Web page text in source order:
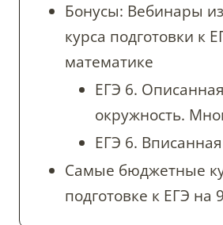
Бонусы: Вебинары
курса подготовки к
математике
ЕГЭ 6. Описанная
окружность.
ЕГЭ 6.
Самые бюджетные
подготовке к ЕГЭ на